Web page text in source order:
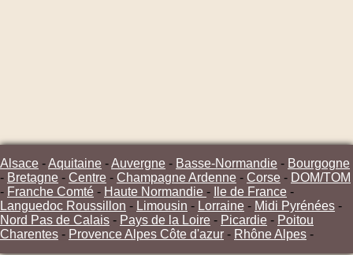
Alsace -Aquitaine -Auvergne - Basse-Normandie - Bourgogne
- Bretagne - Centre - Champagne Ardenne - Corse - DOM/TOM
- Franche Comté - Haute Normandie - Ile de France -
Languedoc Roussillon - Limousin - Lorraine - Midi Pyrénées -
Nord Pas de Calais - Pays de la Loire - Picardie - Poitou
Charentes - Provence Alpes Côte d'azur - Rhône Alpes -